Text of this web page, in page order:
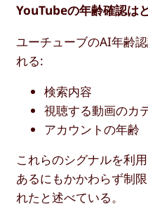
YouTubeの年齢確認は
ユーチューブのAI年齢
れる:
検索内容
視聴する動画のカ
アカウントの年齢
これらのシグナルを利
あるにもかかわらず制
れたと述べている。